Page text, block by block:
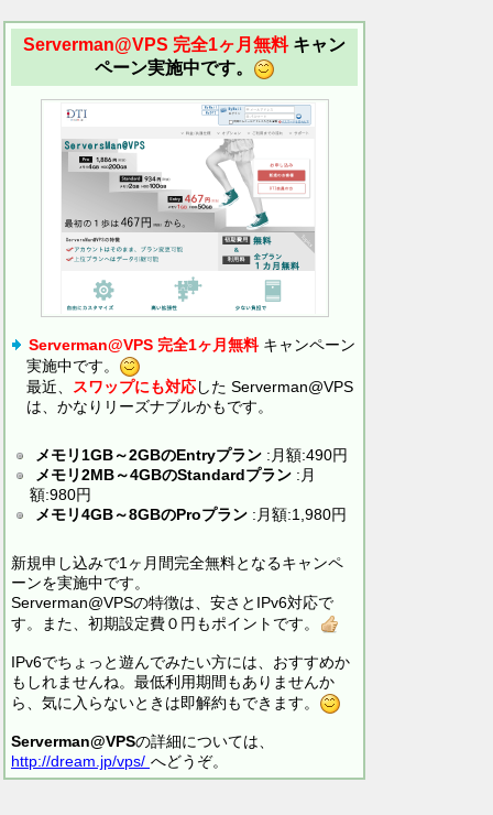
Serverman@VPS 完全1ヶ月無料キャン
ペーン実施中です。
Serverman@VPS 完全1ヶ月無料キャンペーン
実施中です。
最近、
スワップにも対応した Serverman@VPS
は、かなりリーズナブルかもです。
メモリ1GB～2GBのEntryプラン :月額:490円
メモリ2MB～4GBのStandardプラン :月
額:980円
メモリ4GB～8GBのProプラン :月額:1,980円
新規申し込みで1ヶ月間完全無料となるキャンペ
ーンを実施中です。
Serverman@VPSの特徴は、安さとIPv6対応で
す。また、初期設定費０円もポイントです。
IPv6でちょっと遊んでみたい方には、おすすめか
もしれませんね。最低利用期間もありませんか
ら、気に入らないときは即解約もできます。
Serverman@VPSの詳細については、
http://dream.jp/vps/ へどうぞ。